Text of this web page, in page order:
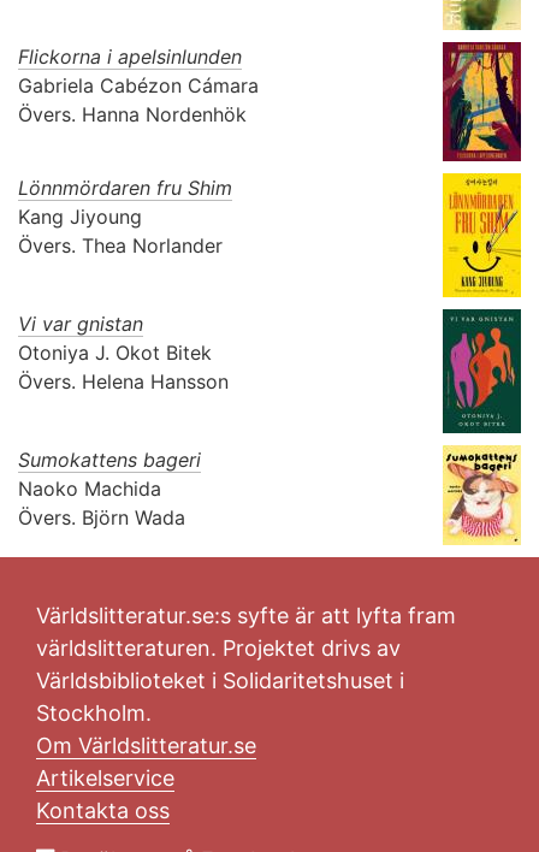
Flickorna i apelsinlunden
Gabriela Cabézon Cámara
Övers. Hanna Nordenhök
Lönnmördaren fru Shim
Kang Jiyoung
Övers. Thea Norlander
Vi var gnistan
Otoniya J. Okot Bitek
Övers. Helena Hansson
Sumokattens bageri
Naoko Machida
Övers. Björn Wada
Världslitteratur.se:s syfte är att lyfta fram
världslitteraturen. Projektet drivs av
Världsbiblioteket i Solidaritetshuset i
Stockholm.
Om Världslitteratur.se
Artikelservice
Kontakta oss